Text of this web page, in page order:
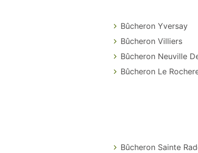
Bûcheron Yversay
Bûcheron Villiers
Bûcheron Neuville
Bûcheron Le
Bûcheron Sainte